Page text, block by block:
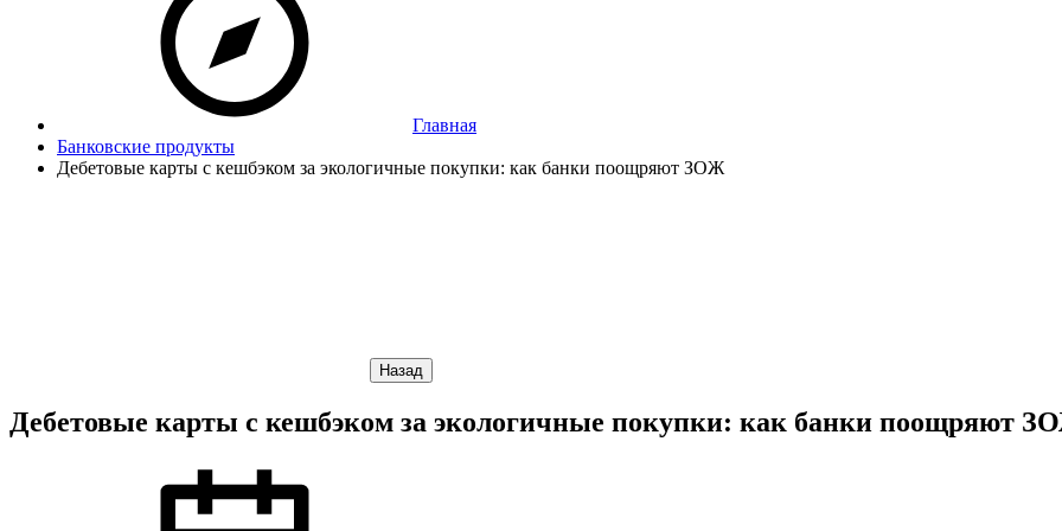
Главная
Банковские продукты
Дебетовые карты с кешбэком за экологичные покупки: как банки поощряют ЗОЖ
Назад
Дебетовые карты с кешбэком за экологичные покупки: как банки поощряют